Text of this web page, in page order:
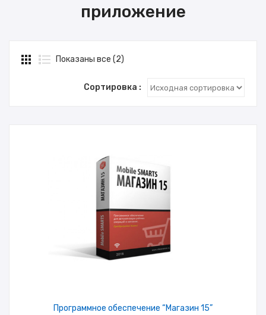
приложение
Показаны все (2)
Сортировка :
Программное обеспечение “Магазин 15”